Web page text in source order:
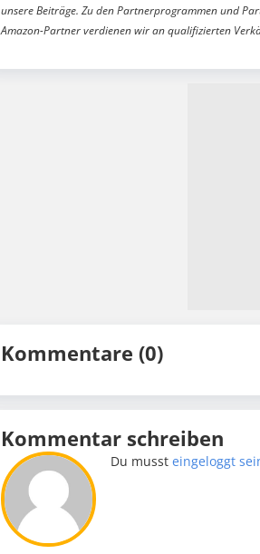
unsere Beiträge. Zu den Partnerprogrammen und
Amazon-Partner verdienen wir an qualifizierten
Kommentare (0)
Kommentar schreiben
Du mussteingeloggt